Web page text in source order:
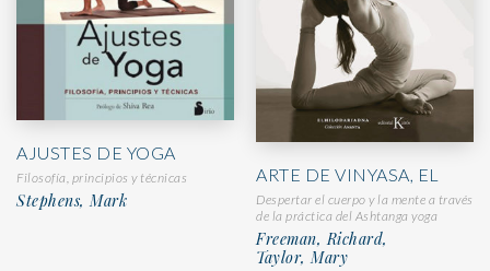
AJUSTES DE YOGA
Filosofía, principios y técnicas
Stephens, Mark
ARTE DE VINYASA, EL
Despertar el cuerpo y la mente a través
de la práctica del Ashtanga yoga
Freeman, Richard,
Taylor, Mary